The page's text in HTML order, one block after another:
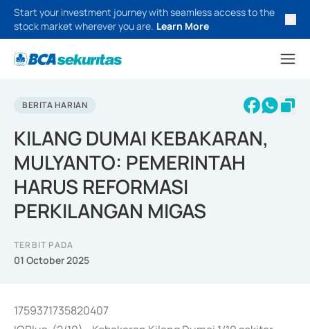
Start your investment journey with seamless access to the
stock market wherever you are. Learn More
BERITA HARIAN
KILANG DUMAI KEBAKARAN,
MULYANTO: PEMERINTAH
HARUS REFORMASI
PERKILANGAN MIGAS
TERBIT PADA
01 October 2025
1759371735820407